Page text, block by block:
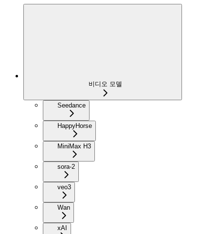
비디오 모델
Seedance
HappyHorse
MiniMax H3
sora-2
veo3
Wan
xAI